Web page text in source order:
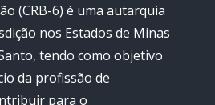
(CRB-6) é uma autarquia
nos Estados de Minas
tendo como objetivo
da profissão de
para o